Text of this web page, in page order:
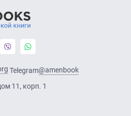
Telegram@amenbook
11, корп. 1